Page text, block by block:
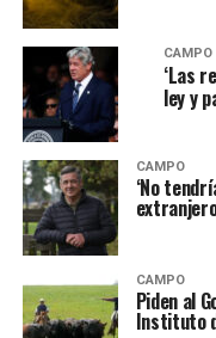
CAMPO
‘Las
ley y
CAMPO
‘No
CAMPO
Piden al
Instituto